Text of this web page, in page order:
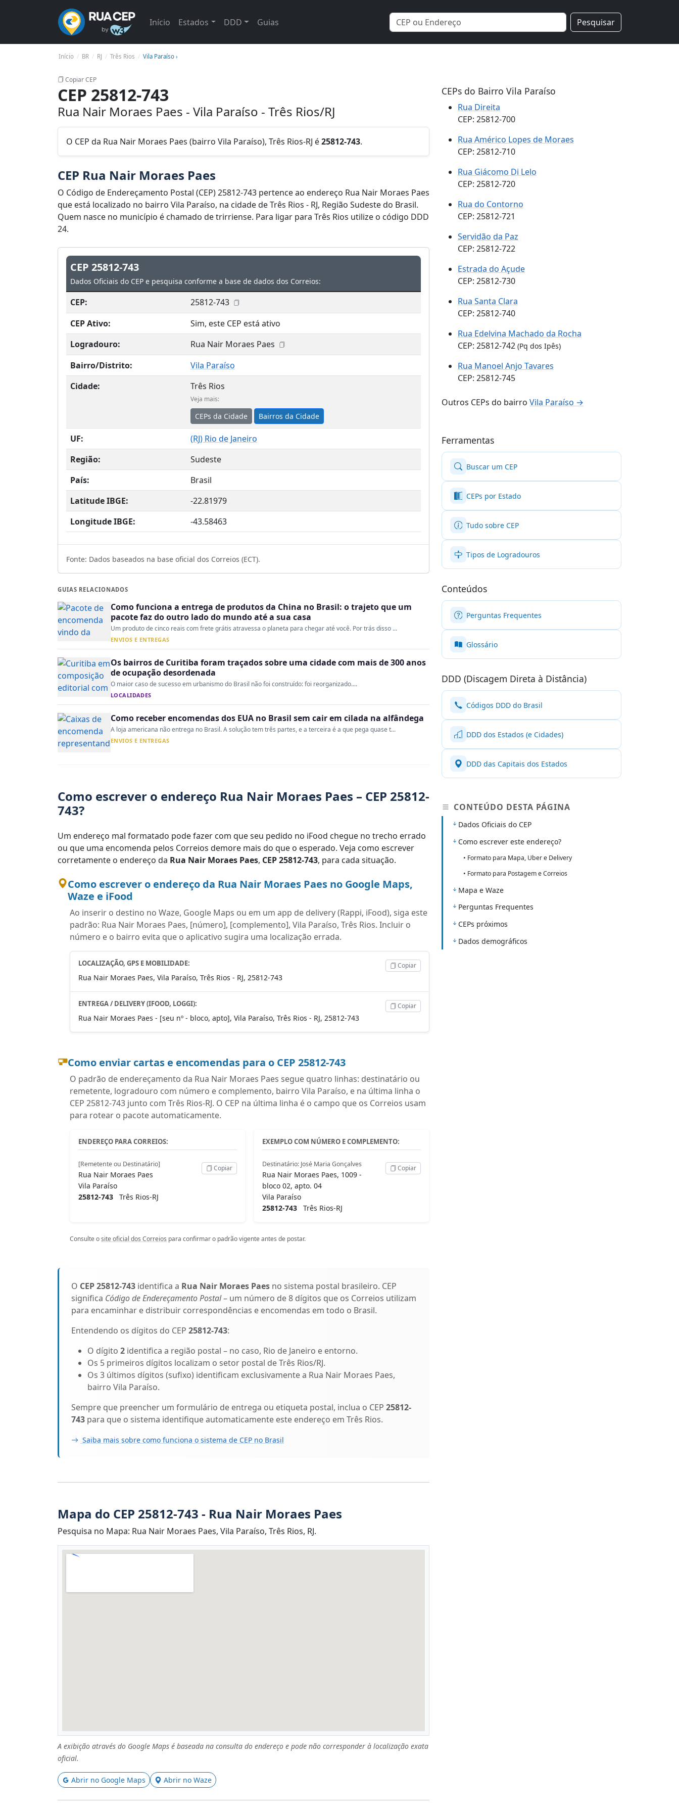
Início Estados DDD Guias Pesquisar
Início BR RJ Três Rios Vila Paraíso ›
Copiar CEP
CEP 25812-743
Rua Nair Moraes Paes - Vila Paraíso - Três Rios/RJ
O CEP da Rua Nair Moraes Paes (bairro Vila Paraíso), Três Rios-RJ é25812-743.
CEP Rua Nair Moraes Paes
O Código de Endereçamento Postal (CEP) 25812-743 pertence ao endereço Rua Nair Moraes Paes
que está localizado no bairro Vila Paraíso, na cidade de Três Rios - RJ, Região Sudeste do Brasil.
Quem nasce no município é chamado de trirriense. Para ligar para Três Rios utilize o código DDD
24.
CEP 25812-743
Dados Oficiais do CEP e pesquisa conforme a base de dados dos Correios:
CEP:
25812-743
CEP Ativo:
Sim, este CEP está ativo
Logradouro:
Rua Nair Moraes Paes
Bairro/Distrito:
Vila Paraíso
Cidade:
Três Rios
Veja mais:
CEPs da Cidade Bairros da Cidade
UF: (RJ) Rio de Janeiro
Região:
Sudeste
País:
Brasil
Latitude IBGE:
-22.81979
Longitude IBGE:
-43.58463
Fonte: Dados baseados na base oficial dos Correios (ECT).
GUIAS RELACIONADOS
Como funciona a entrega de produtos da China no Brasil: o trajeto que um
pacote faz do outro lado do mundo até a sua casa
Um produto de cinco reais com frete grátis atravessa o planeta para chegar até você. Por trás disso ...
ENVIOS E ENTREGAS
Os bairros de Curitiba foram traçados sobre uma cidade com mais de 300 anos
de ocupação desordenada
O maior caso de sucesso em urbanismo do Brasil não foi construído: foi reorganizado....
LOCALIDADES
Como receber encomendas dos EUA no Brasil sem cair em cilada na alfândega
A loja americana não entrega no Brasil. A solução tem três partes, e a terceira é a que pega quase t...
ENVIOS E ENTREGAS
Como escrever o endereço Rua Nair Moraes Paes – CEP 25812-
743?
Um endereço mal formatado pode fazer com que seu pedido no iFood chegue no trecho errado
ou que uma encomenda pelos Correios demore mais do que o esperado. Veja como escrever
corretamente o endereço da Rua Nair Moraes Paes, CEP 25812-743, para cada situação.
Como escrever o endereço da Rua Nair Moraes Paes no Google Maps,
Waze e iFood
Ao inserir o destino no Waze, Google Maps ou em um app de delivery (Rappi, iFood), siga este
padrão: Rua Nair Moraes Paes, [número], [complemento], Vila Paraíso, Três Rios. Incluir o
número e o bairro evita que o aplicativo sugira uma localização errada.
LOCALIZAÇÃO, GPS E MOBILIDADE:
Rua Nair Moraes Paes, Vila Paraíso, Três Rios - RJ, 25812-743
Copiar
ENTREGA / DELIVERY (IFOOD, LOGGI):
Rua Nair Moraes Paes - [seu nº - bloco, apto], Vila Paraíso, Três Rios - RJ, 25812-743
Copiar
Como enviar cartas e encomendas para o CEP 25812-743
O padrão de endereçamento da Rua Nair Moraes Paes segue quatro linhas: destinatário ou
remetente, logradouro com número e complemento, bairro Vila Paraíso, e na última linha o
CEP 25812-743 junto com Três Rios-RJ. O CEP na última linha é o campo que os Correios usam
para rotear o pacote automaticamente.
ENDEREÇO PARA CORREIOS:
[Remetente ou Destinatário]
Rua Nair Moraes Paes
Vila Paraíso
25812-743 Três Rios-RJ
Copiar
EXEMPLO COM NÚMERO E COMPLEMENTO:
Destinatário: José Maria Gonçalves
Rua Nair Moraes Paes, 1009 -
bloco 02, apto. 04
Vila Paraíso
25812-743 Três Rios-RJ
Copiar
Consulte osite oficial dos Correios para confirmar o padrão vigente antes de postar.
O CEP 25812-743 identifica a Rua Nair Moraes Paes no sistema postal brasileiro. CEP
significa Código de Endereçamento Postal– um número de 8 dígitos que os Correios utilizam
para encaminhar e distribuir correspondências e encomendas em todo o Brasil.
Entendendo os dígitos do CEP 25812-743:
O dígito 2 identifica a região postal – no caso, Rio de Janeiro e entorno.
Os 5 primeiros dígitos localizam o setor postal de Três Rios/RJ.
Os 3 últimos dígitos (sufixo) identificam exclusivamente a Rua Nair Moraes Paes,
bairro Vila Paraíso.
Sempre que preencher um formulário de entrega ou etiqueta postal, inclua o CEP 25812-
743 para que o sistema identifique automaticamente este endereço em Três Rios.
Saiba mais sobre como funciona o sistema de CEP no Brasil
Mapa do CEP 25812-743 - Rua Nair Moraes Paes
Pesquisa no Mapa: Rua Nair Moraes Paes, Vila Paraíso, Três Rios, RJ.
A exibição através do Google Maps é baseada na consulta do endereço e pode não corresponder à localização exata
oficial.
Abrir no Google Maps Abrir no Waze
CEPs do Bairro Vila Paraíso
Rua Direita
CEP: 25812-700
Rua Américo Lopes de Moraes
CEP: 25812-710
Rua Giácomo Di Lelo
CEP: 25812-720
Rua do Contorno
CEP: 25812-721
Servidão da Paz
CEP: 25812-722
Estrada do Açude
CEP: 25812-730
Rua Santa Clara
CEP: 25812-740
Rua Edelvina Machado da Rocha
CEP: 25812-742 (Pq dos Ipês)
Rua Manoel Anjo Tavares
CEP: 25812-745
Outros CEPs do bairro Vila Paraíso →
Ferramentas
Buscar um CEP
CEPs por Estado
Tudo sobre CEP
Tipos de Logradouros
Conteúdos
Perguntas Frequentes
Glossário
DDD (Discagem Direta à Distância)
Códigos DDD do Brasil
DDD dos Estados (e Cidades)
DDD das Capitais dos Estados
CONTEÚDO DESTA PÁGINA
Dados Oficiais do CEP
Como escrever este endereço?
• Formato para Mapa, Uber e Delivery
• Formato para Postagem e Correios
Mapa e Waze
Perguntas Frequentes
CEPs próximos
Dados demográficos